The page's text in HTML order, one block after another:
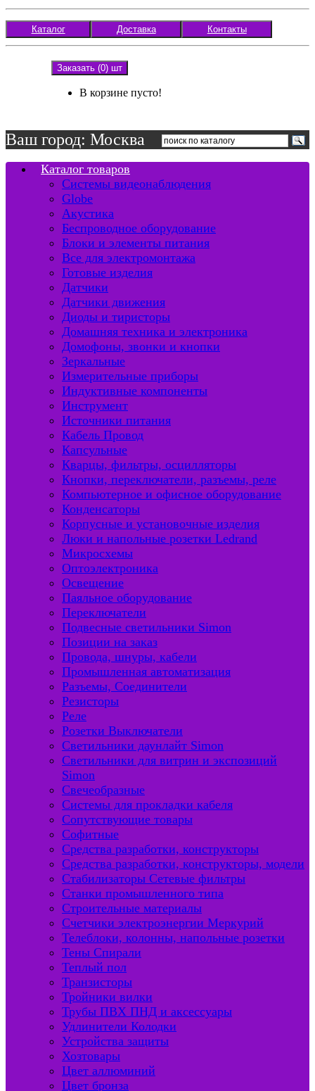
Каталог Доставка Контакты
Заказать (0) шт
В корзине пусто!
Ваш город: Москва
Каталог товаров
Системы видеонаблюдения
Globe
Акустика
Беспроводное оборудование
Блоки и элементы питания
Все для электромонтажа
Готовые изделия
Датчики
Датчики движения
Диоды и тиристоры
Домашняя техника и электроника
Домофоны, звонки и кнопки
Зеркальные
Измерительные приборы
Индуктивные компоненты
Инструмент
Источники питания
Кабель Провод
Капсульные
Кварцы, фильтры, осцилляторы
Кнопки, переключатели, разъемы, реле
Компьютерное и офисное оборудование
Конденсаторы
Корпусные и установочные изделия
Люки и напольные розетки Ledrand
Микросхемы
Оптоэлектроника
Освещение
Паяльное оборудование
Переключатели
Подвесные светильники Simon
Позиции на заказ
Провода, шнуры, кабели
Промышленная автоматизация
Разъемы, Соединители
Резисторы
Реле
Розетки Выключатели
Светильники даунлайт Simon
Светильники для витрин и экспозиций
Simon
Свечеобразные
Системы для прокладки кабеля
Сопутствующие товары
Софитные
Средства разработки, конструкторы
Средства разработки, конструкторы, модели
Стабилизаторы Сетевые фильтры
Станки промышленного типа
Строительные материалы
Счетчики электроэнергии Меркурий
Телеблоки, колонны, напольные розетки
Тены Спирали
Теплый пол
Транзисторы
Тройники вилки
Трубы ПВХ ПНД и аксессуары
Удлинители Колодки
Устройства защиты
Хозтовары
Цвет аллюминий
Цвет бронза